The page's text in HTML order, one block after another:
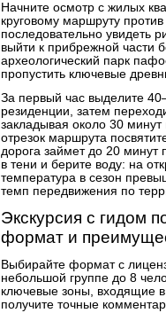
Начните осмотр с жилых
круговому маршруту
последовательно увидеть
выйти к прибрежной части
археологический парк
пропустить ключевые
За первый час выделите
резиденции, затем
закладывая около 30
отрезок маршрута
дорога займет до 20 минут
в тени и берите воду: на
температура в сезон
темп передвижения по
Экскурсия с гидом
формат и
Выбирайте формат с
небольшой группе до 8
ключевые зоны, входящие
получите точные